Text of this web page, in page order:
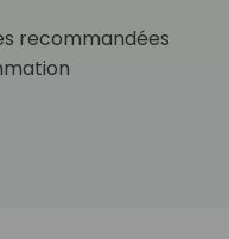
recommandées